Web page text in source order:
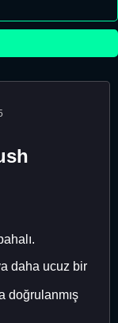
daha ucuz bir
doğrulanmış